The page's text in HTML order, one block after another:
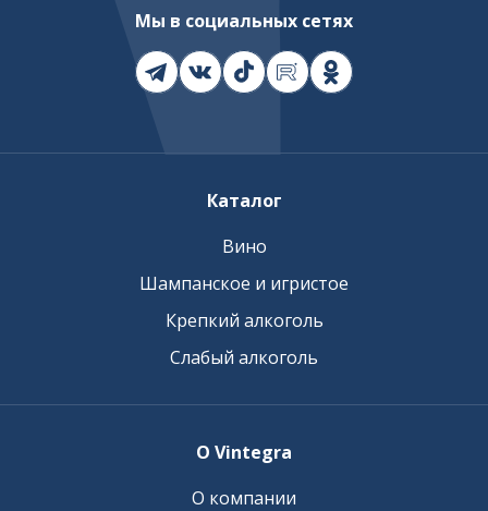
Мы в социальных сетях
Каталог
Вино
Шампанское и игристое
Крепкий алкоголь
Слабый алкоголь
О Vintegra
О компании